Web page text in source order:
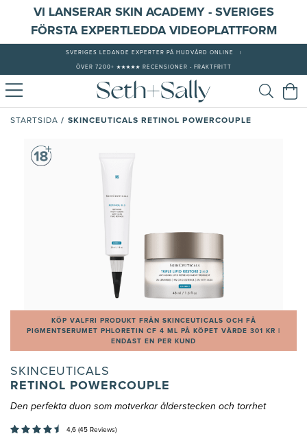
VI LANSERAR SKIN ACADEMY - SVERIGES
FÖRSTA EXPERTLEDDA VIDEOPLATTFORM
SVERIGES LEDANDE EXPERTER PÅ HUDVÅRD ONLINE
ÖVER 7200+ ★★★★★ RECENSIONER - FRAKTFRITT
STARTSIDA / SKINCEUTICALS RETINOL POWERCOUPLE
KÖP VALFRI PRODUKT FRÅN SKINCEUTICALS OCH FÅ
PIGMENTSERUMET PHLORETIN CF 4 ML PÅ KÖPET VÄRDE 301 KR |
ENDAST EN PER KUND
SKINCEUTICALS
RETINOL POWERCOUPLE
Den perfekta duon som motverkar ålderstecken och torrhet
4,6 (45 Reviews)